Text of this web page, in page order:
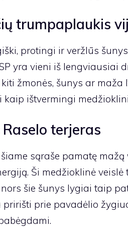
trumpaplaukis
protingi ir veržlūs
yra vieni iš lengviausiai
žmonės, šunys ar maža
ištvermingi
terjeras
sąraše pamatę
Ši medžioklinė
šie šunys lygiai taip
prie pavadėlio